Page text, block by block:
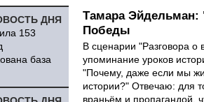
ДНЯ
153
база
Тамара Эйдельман:
Победы
В сценарии "Разговора о
упоминание уроков
"Почему, даже если мы
истории?" Отвечаю: для
враньём и пропагандой,